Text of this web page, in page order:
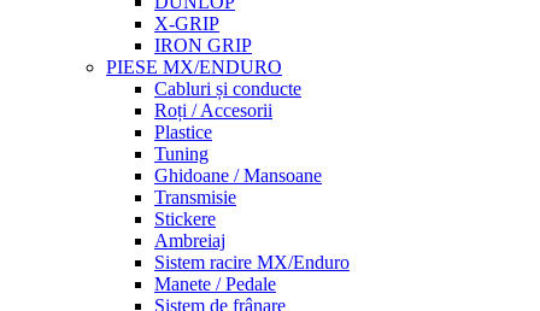
X-GRIP
IRON GRIP
PIESE MX/ENDURO
Cabluri și conducte
Roți / Accesorii
Plastice
Tuning
Ghidoane / Mansoane
Transmisie
Stickere
Ambreiaj
Sistem racire MX/Enduro
Manete / Pedale
Sistem de frânare